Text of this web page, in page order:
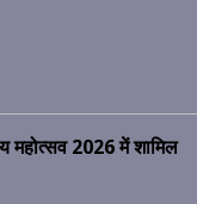
महोत्सव 2026 में शामिल